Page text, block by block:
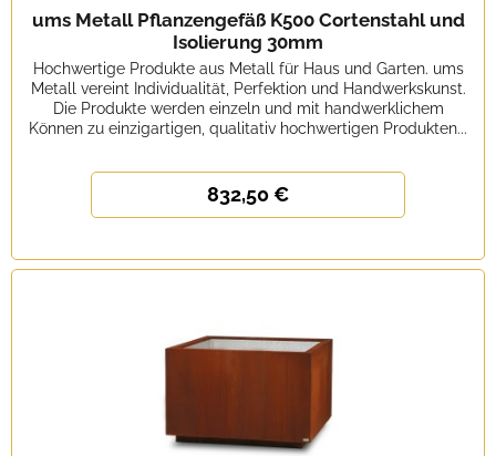
ums Metall Pflanzengefäß K500 Cortenstahl und
Isolierung 30mm
Hochwertige Produkte aus Metall für Haus und Garten. ums
Metall vereint Individualität, Perfektion und Handwerkskunst.
Die Produkte werden einzeln und mit handwerklichem
Können zu einzigartigen, qualitativ hochwertigen Produkten...
832,50 €